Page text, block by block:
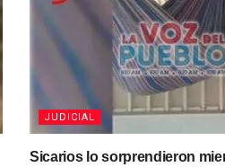
JUDICIAL
Sicarios lo sorprendieron